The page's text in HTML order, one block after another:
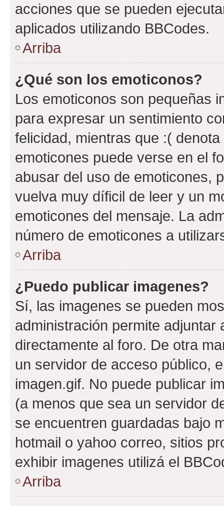
acciones que se pueden
aplicados utilizando BBCodes.
Arriba
¿Qué son los emoticonos?
Los emoticonos son pequeñas
para expresar un sentimiento
felicidad, mientras que :(
emoticones puede verse en el
abusar del uso de emoticones,
vuelva muy díficil de leer y un
emoticones del mensaje. La
número de emoticones a
Arriba
¿Puedo publicar imagenes?
Sí, las imagenes se pueden
administración permite
directamente al foro. De otra
un servidor de acceso público,
imagen.gif. No puede publicar
(a menos que sea un servidor
se encuentren guardadas bajo
hotmail o yahoo correo, sitios
exhibir imagenes utilizá el
Arriba